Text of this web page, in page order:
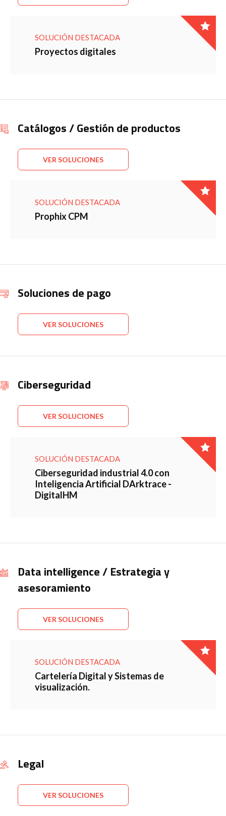
SOLUCIÓN DESTACADA
Proyectos digitales
Catálogos / Gestión de productos
VER SOLUCIONES
SOLUCIÓN DESTACADA
Prophix CPM
Soluciones de pago
VER SOLUCIONES
Ciberseguridad
VER SOLUCIONES
SOLUCIÓN DESTACADA
Ciberseguridad industrial 4.0 con
Inteligencia Artificial DArktrace -
DigitalHM
Data intelligence / Estrategia y
asesoramiento
VER SOLUCIONES
SOLUCIÓN DESTACADA
Cartelería Digital y Sistemas de
visualización.
Legal
VER SOLUCIONES